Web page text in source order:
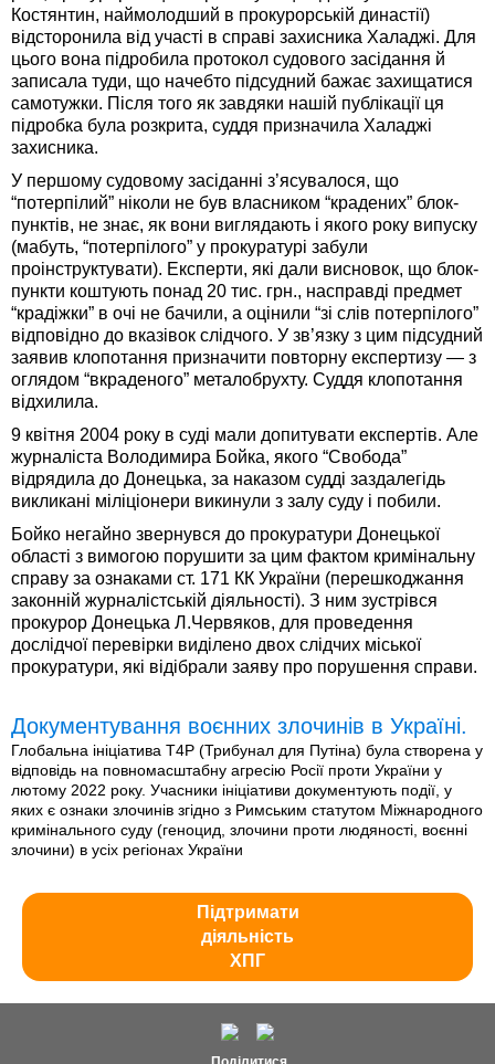
Костянтин, наймолодший в прокурорській династії)
відсторонила від участі в справі захисника Халаджі. Для
цього вона підробила протокол судового засідання й
записала туди, що начебто підсудний бажає захищатися
самотужки. Після того як завдяки нашій публікації ця
підробка була розкрита, суддя призначила Халаджі
захисника.
У першому судовому засіданні з’ясувалося, що
“потерпілий” ніколи не був власником “крадених” блок-
пунктів, не знає, як вони виглядають і якого року випуску
(мабуть, “потерпілого” у прокуратурі забули
проінструктувати). Експерти, які дали висновок, що блок-
пункти коштують понад 20 тис. грн., насправді предмет
“крадіжки” в очі не бачили, а оцінили “зі слів потерпілого”
відповідно до вказівок слідчого. У зв’язку з цим підсудний
заявив клопотання призначити повторну експертизу — з
оглядом “вкраденого” металобрухту. Суддя клопотання
відхилила.
9 квітня 2004 року в суді мали допитувати експертів. Але
журналіста Володимира Бойка, якого “Свобода”
відрядила до Донецька, за наказом судді заздалегідь
викликані міліціонери викинули з залу суду і побили.
Бойко негайно звернувся до прокуратури Донецької
області з вимогою порушити за цим фактом кримінальну
справу за ознаками ст. 171 КК України (перешкоджання
законній журналістській діяльності). З ним зустрівся
прокурор Донецька Л.Червяков, для проведення
дослідчої перевірки виділено двох слідчих міської
прокуратури, які відібрали заяву про порушення справи.
Документування воєнних злочинів в Україні.
Глобальна ініціатива T4P (Трибунал для Путіна) була створена у
відповідь на повномасштабну агресію Росії проти України у
лютому 2022 року. Учасники ініціативи документують події, у
яких є ознаки злочинів згідно з Римським статутом Міжнародного
кримінального суду (геноцид, злочини проти людяності, воєнні
злочини) в усіх регіонах України
Підтримати
діяльність
ХПГ